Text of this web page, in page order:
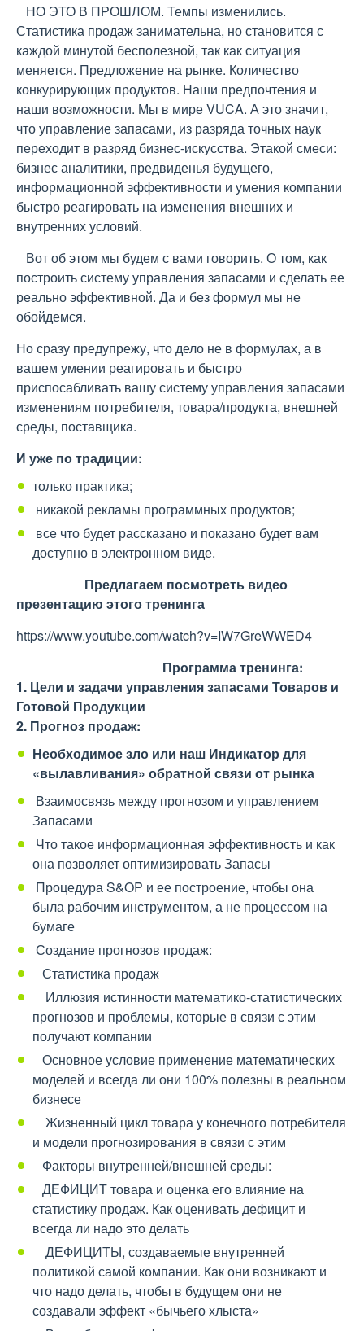
НО ЭТО В ПРОШЛОМ. Темпы изменились.
Статистика продаж занимательна, но становится с
каждой минутой бесполезной, так как ситуация
меняется. Предложение на рынке. Количество
конкурирующих продуктов. Наши предпочтения и
наши возможности. Мы в мире VUCA. А это значит,
что управление запасами, из разряда точных наук
переходит в разряд бизнес-искусства. Этакой смеси:
бизнес аналитики, предвиденья будущего,
информационной эффективности и умения компании
быстро реагировать на изменения внешних и
внутренних условий.
Вот об этом мы будем с вами говорить. О том, как
построить систему управления запасами и сделать ее
реально эффективной. Да и без формул мы не
обойдемся.
Но сразу предупрежу, что дело не в формулах, а в
вашем умении реагировать и быстро
приспосабливать вашу систему управления запасами
изменениям потребителя, товара/продукта, внешней
среды, поставщика.
И уже по традиции:
только практика;
никакой рекламы программных продуктов;
все что будет рассказано и показано будет вам
доступно в электронном виде.
Предлагаем посмотреть видео
презентацию этого тренинга
https://www.youtube.com/watch?v=IW7GreWWED4
Программа тренинга:
1. Цели и задачи управления запасами Товаров и
Готовой Продукции
2. Прогноз продаж:
Необходимое зло или наш Индикатор для
«вылавливания» обратной связи от рынка
Взаимосвязь между прогнозом и управлением
Запасами
Что такое информационная эффективность и как
она позволяет оптимизировать Запасы
Процедура S&OP и ее построение, чтобы она
была рабочим инструментом, а не процессом на
бумаге
Создание прогнозов продаж:
Статистика продаж
Иллюзия истинности математико-статистических
прогнозов и проблемы, которые в связи с этим
получают компании
Основное условие применение математических
моделей и всегда ли они 100% полезны в реальном
бизнесе
Жизненный цикл товара у конечного потребителя
и модели прогнозирования в связи с этим
Факторы внутренней/внешней среды:
ДЕФИЦИТ товара и оценка его влияние на
статистику продаж. Как оценивать дефицит и
всегда ли надо это делать
ДЕФИЦИТЫ, создаваемые внутренней
политикой самой компании. Как они возникают и
что надо делать, чтобы в будущем они не
создавали эффект «бычьего хлыста»